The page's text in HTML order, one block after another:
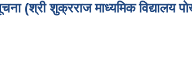
(श्री शुक्रराज माध्यमिक विद्यालय